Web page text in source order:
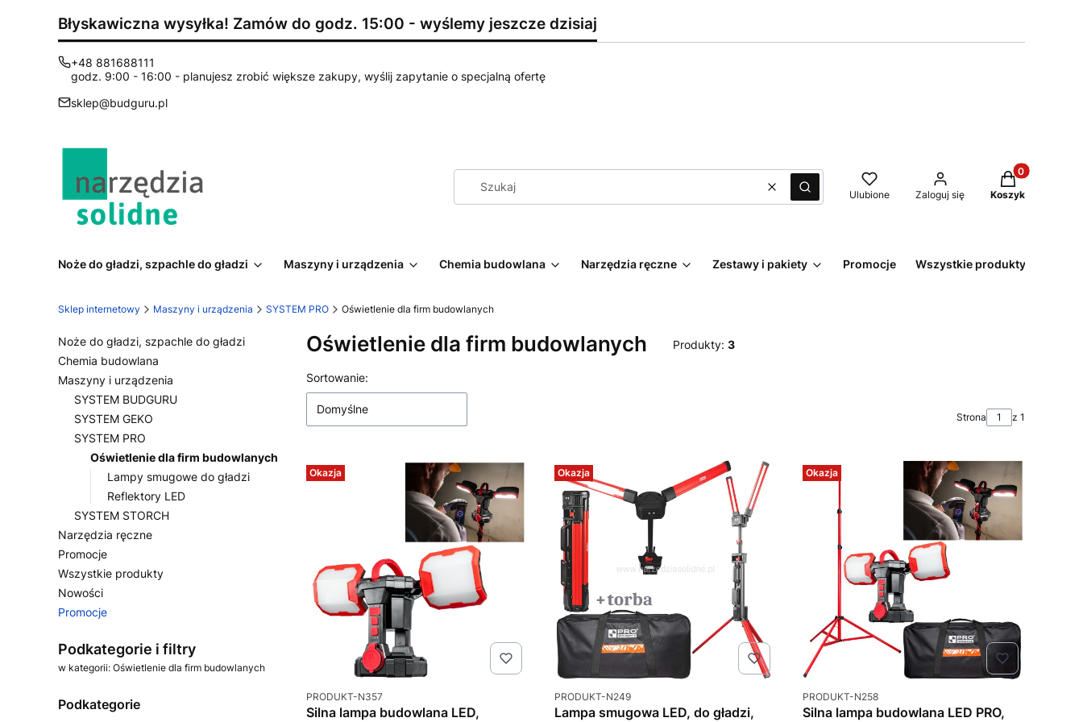
Błyskawiczna wysyłka! Zamów do godz. 15:00 - wyślemy jeszcze dzisiaj
+48 881688111
godz. 9:00 - 16:00 - planujesz zrobić większe zakupy, wyślij zapytanie o specjalną ofertę
sklep@budguru.pl
WyczyśćSzukaj Ulubione Zaloguj się
Produkty w
Koszyk
Noże do gładzi, szpachle do gładzi Maszyny i urządzenia Chemia budowlana Narzędzia ręczne Zestawy i pakiety Promocje Wszystkie produkty
Sklep internetowy Maszyny i urządzenia SYSTEM PRO Oświetlenie dla firm budowlanych
Noże do gładzi, szpachle do gładzi
Chemia budowlana
Maszyny i urządzenia
SYSTEM BUDGURU
SYSTEM GEKO
SYSTEM PRO
Oświetlenie dla firm budowlanych
Lampy smugowe do gładzi
Reflektory LED
SYSTEM STORCH
Narzędzia ręczne
Promocje
Wszystkie produkty
Nowości
Promocje
Podkategorie i filtry
w kategorii: Oświetlenie dla firm budowlanych
Podkategorie
Oświetlenie dla firm budowlanych Produkty: 3
Lista produktów
Sortowanie:
Domyślne
Strona z 1
Okazja
Kod produktu
PRODUKT-N357
Silna lampa budowlana LED,
Okazja
Kod produktu
PRODUKT-N249
Lampa smugowa LED, do gładzi,
Okazja
Kod produktu
PRODUKT-N258
Silna lampa budowlana LED PRO,